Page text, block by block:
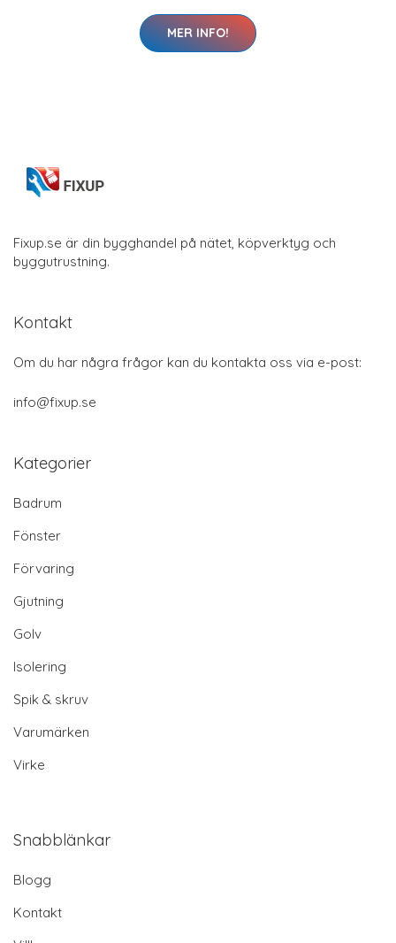
MER INFO!
Fixup.se är din bygghandel på nätet, köpverktyg och
byggutrustning.
Kontakt
Om du har några frågor kan du kontakta oss via e-post:
info@fixup.se
Kategorier
Badrum
Fönster
Förvaring
Gjutning
Golv
Isolering
Spik & skruv
Varumärken
Virke
Snabblänkar
Blogg
Kontakt